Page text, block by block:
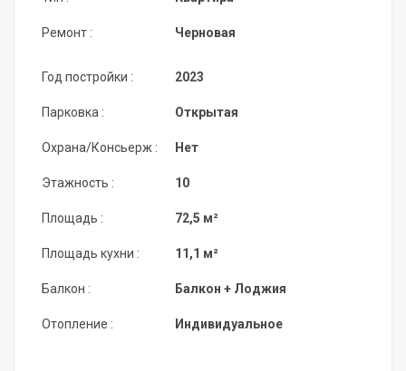
Ремонт : Черновая
Год постройки :
Парковка :
Охрана/Консьерж :
Этажность :
Площадь :
Площадь кухни :
Балкон :
Отопление :
2023
Открытая
Нет
10
72,5 м²
11,1 м²
Балкон + Лоджия
Индивидуальное